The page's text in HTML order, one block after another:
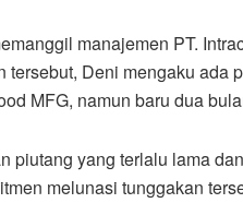
manajemen PT.
Deni mengaku ada
MFG, namun baru dua
piutang yang terlalu lama
melunasi tunggakan